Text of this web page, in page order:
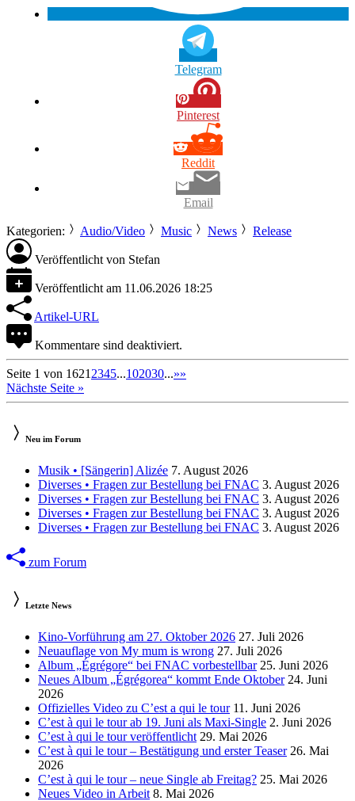
Telegram
Pinterest
Reddit
Email
Kategorien: Audio/Video Music News Release
Veröffentlicht von Stefan
Veröffentlicht am 11.06.2026 18:25
Artikel-URL
Kommentare sind deaktiviert.
Seite 1 von 1621 2345...102030...»»
Nächste Seite »
Neu im Forum
Musik • [Sängerin] Alizée 7. August 2026
Diverses • Fragen zur Bestellung bei FNAC 3. August 2026
Diverses • Fragen zur Bestellung bei FNAC 3. August 2026
Diverses • Fragen zur Bestellung bei FNAC 3. August 2026
Diverses • Fragen zur Bestellung bei FNAC 3. August 2026
zum Forum
Letzte News
Kino-Vorführung am 27. Oktober 2026 27. Juli 2026
Neuauflage von My mum is wrong 27. Juli 2026
Album „Égrégore“ bei FNAC vorbestellbar 25. Juni 2026
Neues Album „Égrégorea“ kommt Ende Oktober 24. Juni
2026
Offizielles Video zu C’est a qui le tour 11. Juni 2026
C’est à qui le tour ab 19. Juni als Maxi-Single 2. Juni 2026
C’est à qui le tour veröffentlicht 29. Mai 2026
C’est à qui le tour – Bestätigung und erster Teaser 26. Mai
2026
C’est à qui le tour – neue Single ab Freitag? 25. Mai 2026
Neues Video in Arbeit 8. Mai 2026